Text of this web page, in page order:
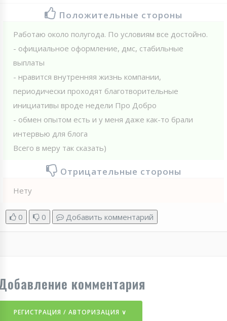
Положительные стороны
Работаю около полугода. По условиям все достойно.
- официальное оформление, дмс, стабильные
выплаты
- нравится внутренняя жизнь компании,
периодически проходят благотворительные
инициативы вроде недели Про Добро
- обмен опытом есть и у меня даже как-то брали
интервью для блога
Всего в меру так сказать)
Отрицательные стороны
Нету
0 0 Добавить комментарий
комментария
РЕГИСТРАЦИЯ / АВТОРИЗАЦИЯ ∨